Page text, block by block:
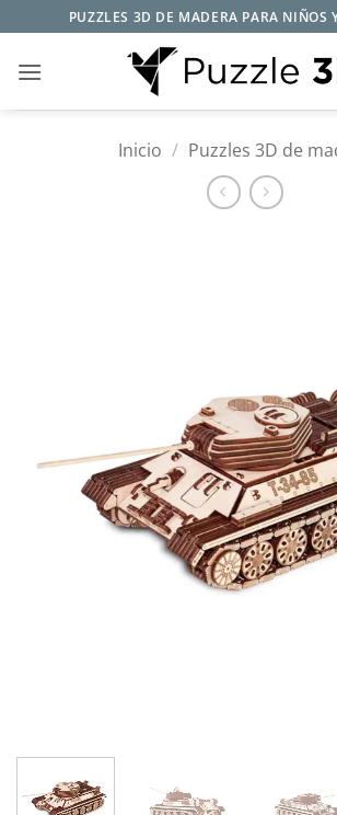
al
contenido
PUZZLES 3D DE MADERA PARA NIÑOS
Inicio / Puzzles 3D de